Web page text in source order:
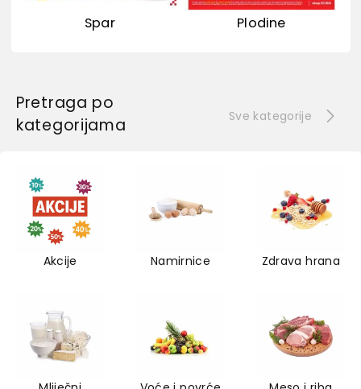
Spar Plodine
Pretraga po
kategorijama
Sve kategorije
Akcije Namirnice Zdrava hrana